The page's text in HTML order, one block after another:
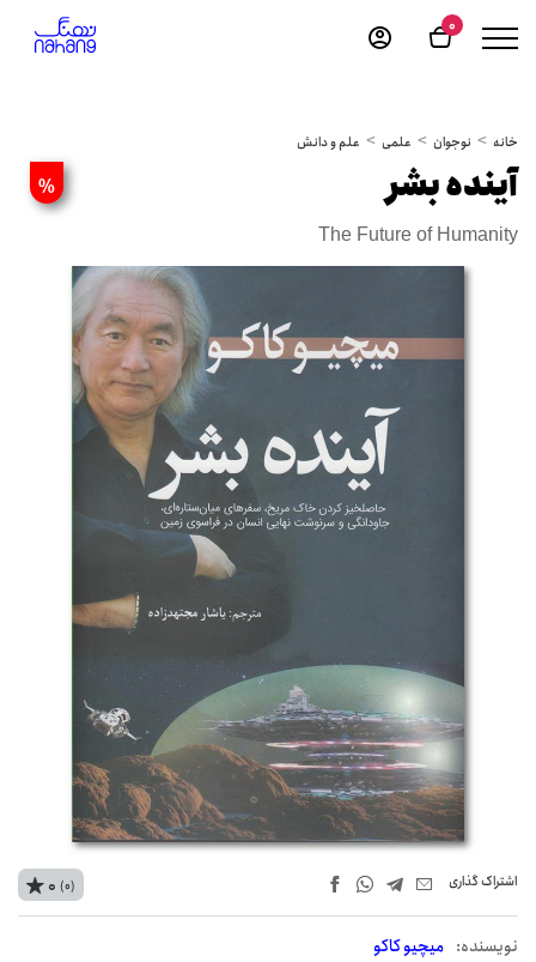
0
خانه نوجوان علمی علم و دانش
% آینده بشر
The Future of Humanity
اشتراک‌ گذاری
نويسنده: میچیو کاکو
0 (0)